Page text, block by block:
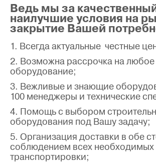
Ведь мы за
наилучшие условия на
закрытие Вашей
1. Всегда актуальные честные
2. Возможна рассрочка на любое
оборудование;
3. Вежливые и знающие
100 менеджеры и технические
4. Помощь с выбором
оборудования под Вашу задачу;
5. Организация доставки в обе
соблюдением всех
транспортировки;